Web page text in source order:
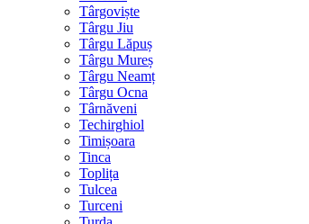
Târgoviște
Târgu Jiu
Târgu Lăpuș
Târgu Mureș
Târgu Neamț
Târgu Ocna
Târnăveni
Techirghiol
Timișoara
Tinca
Toplița
Tulcea
Turceni